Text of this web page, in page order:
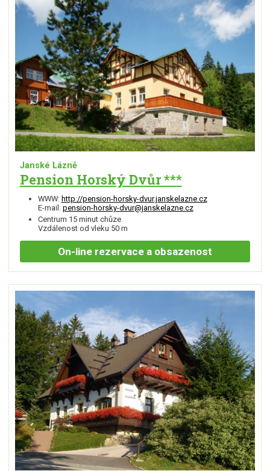
Janské Lázně
Pension Horský Dvůr ***
WWW: http://pension-horsky-dvur.janskelazne.cz
E-mail: pension-horsky-dvur@janskelazne.cz
Centrum 15 minut chůze
Vzdálenost od vleku 50 m
On-line rezervace a obsazenost